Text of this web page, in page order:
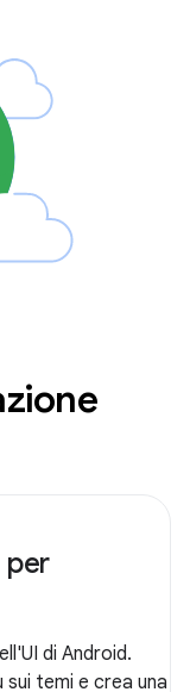
per
di Android.
sui temi e crea una